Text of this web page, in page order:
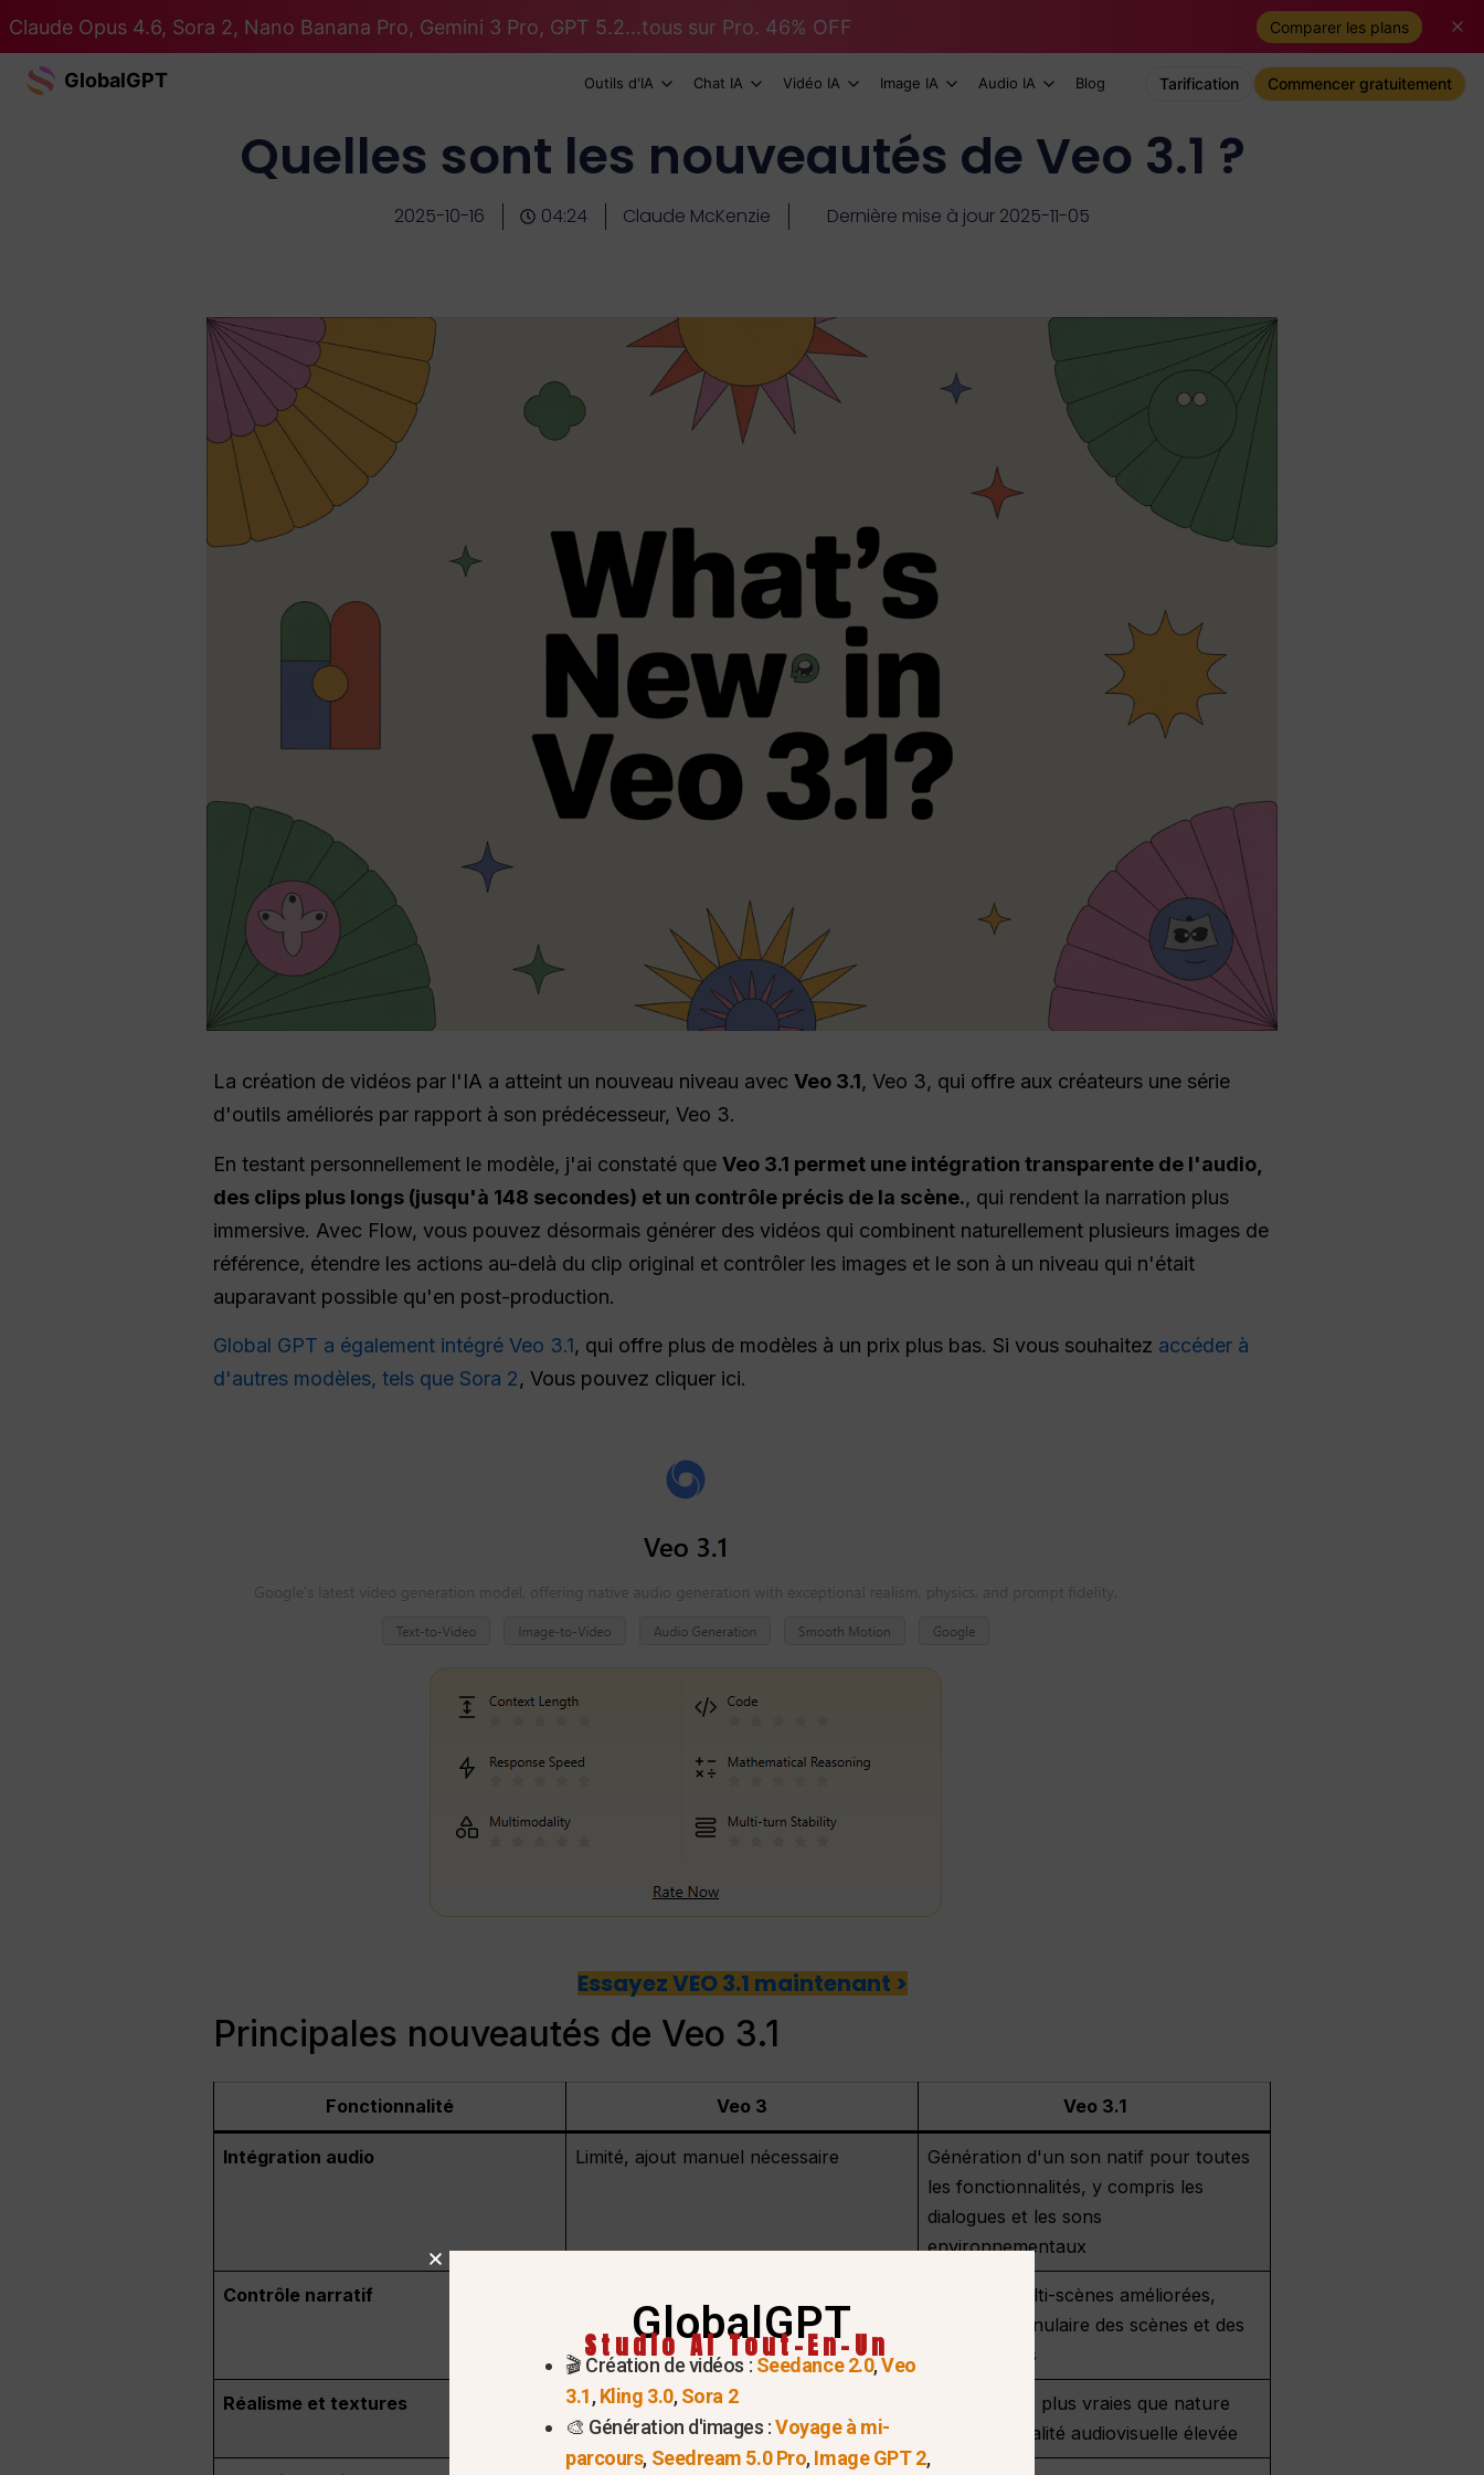
Claude Opus 4.6, Sora 2, Nano Banana Pro, Gemini 3 Pro, GPT 5.2...tous sur Pro. 46% OFF Comparer les plans
GlobalGPT Outils d'IA Chat IA Vidéo IA Image IA Audio IA Blog Tarification Commencer gratuitement
Quelles sont les nouveautés de Veo 3.1 ?
2025-10-16 04:24 Claude McKenzie Dernière mise à jour 2025-11-05
La création de vidéos par l'IA a atteint un nouveau niveau avec Veo 3.1, Veo 3, qui offre aux créateurs une série
d'outils améliorés par rapport à son prédécesseur, Veo 3.
En testant personnellement le modèle, j'ai constaté que Veo 3.1 permet une intégration transparente de l'audio,
des clips plus longs (jusqu'à 148 secondes) et un contrôle précis de la scène., qui rendent la narration plus
immersive. Avec Flow, vous pouvez désormais générer des vidéos qui combinent naturellement plusieurs images de
référence, étendre les actions au-delà du clip original et contrôler les images et le son à un niveau qui n'était
auparavant possible qu'en post-production.
Global GPT a également intégré Veo 3.1, qui offre plus de modèles à un prix plus bas. Si vous souhaitez accéder à
d'autres modèles, tels que Sora 2, Vous pouvez cliquer ici.
Essayez VEO 3.1 maintenant >
Principales nouveautés de Veo 3.1
Fonctionnalité Veo 3 Veo 3.1
Intégration audio Limité, ajout manuel nécessaire
Génération d'un son natif pour toutes
les fonctionnalités, y compris les
dialogues et les sons
environnementaux
Contrôle narratif
Histoires multi-scènes améliorées,
contrôle granulaire des scènes et des
personnages
Réalisme et textures Fidélité standard
Des textures plus vraies que nature
avec une qualité audiovisuelle élevée
GlobalGPT
Studio AI Tout-En-Un
🎬 Création de vidéos : Seedance 2.0,Veo
3.1,Kling 3.0,Sora 2
🎨 Génération d'images :Voyage à mi-
parcours, Seedream 5.0 Pro,Image GPT 2,